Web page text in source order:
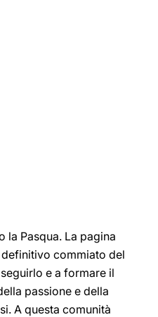
la Pasqua. La pagina
commiato del
e a formare il
passione e della
A questa comunità